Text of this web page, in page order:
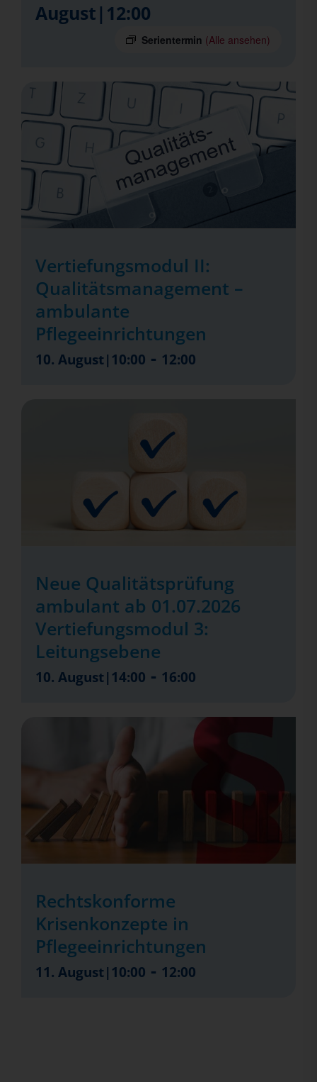
August|12:00
Serientermin (Alle ansehen)
Vertiefungsmodul II:
Qualitätsmanagement –
ambulante
Pflegeeinrichtungen
10. August|10:00 - 12:00
Neue Qualitätsprüfung
ambulant ab 01.07.2026
Vertiefungsmodul 3:
Leitungsebene
10. August|14:00 - 16:00
Rechtskonforme
Krisenkonzepte in
Pflegeeinrichtungen
11. August|10:00 - 12:00